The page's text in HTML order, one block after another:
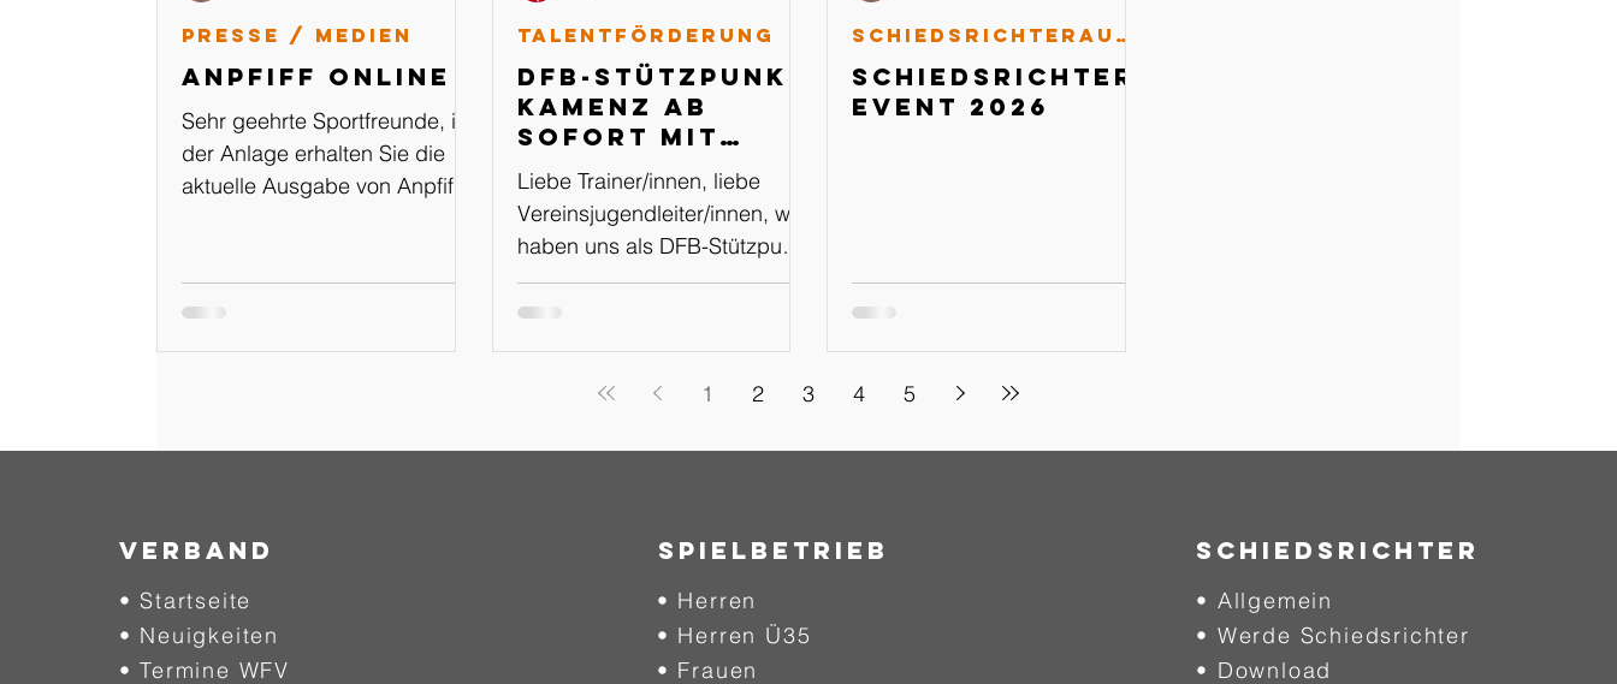
Anpfiff Online
Sehr geehrte Sportfreunde, in
der Anlage erhalten Sie die
aktuelle Ausgabe von Anpfiff
Presse / Medien
DFB-Stützpunkt
Kamenz ab
sofort mit
WhatsApp
Kanal
Liebe Trainer/innen, liebe
Vereinsjugendleiter/innen, wir
haben uns als DFB-Stützpunkt
Kamenz für den Schritt
entscheiden, in Zukunft über
Plattformen Instagram und
neue Weg soll mehr
unsere Arbeit am Stützpunkt
schaffen, euch auf kurzem
Weg über Veranstaltungen
Talentförderung
Schiedsrichter-
Event 2026
Schiedsrichterausschuss
1 2 3 4 5
Verband
• Startseite
• Neuigkeiten
• Termine WFV
SPIELBETRIEB
• Herren
• Herren Ü35
• Frauen
SCHIEDSRICHTER
• Allgemein
• Werde Schiedsrichter
• Download